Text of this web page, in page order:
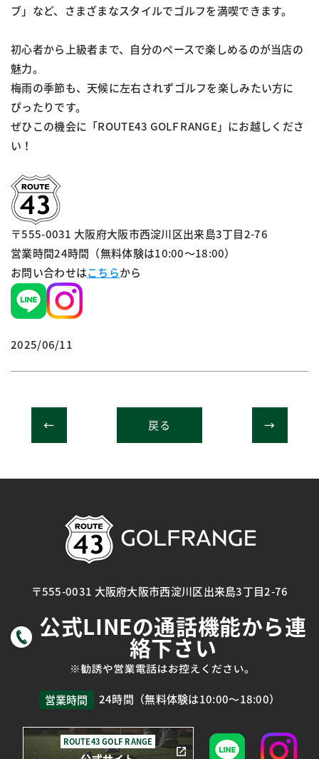
ブ」など、さまざまなスタイルでゴルフを満喫できます。
初心者から上級者まで、自分のペースで楽しめるのが当店の
魅力。
梅雨の季節も、天候に左右されずゴルフを楽しみたい方に
ぴったりです。
ぜひこの機会に「ROUTE43 GOLF RANGE」にお越しくださ
い！
〒555-0031 大阪府大阪市西淀川区出来島3丁目2-76
営業時間24時間（無料体験は10:00～18:00）
お問い合わせはこちらから
2025/06/11
戻る
〒555-0031 大阪府大阪市西淀川区出来島3丁目2-76
公式LINEの通話機能から連
絡下さい
営業時間 24時間（無料体験は10:00～18:00）
ROUTE43 GOLF RANGE